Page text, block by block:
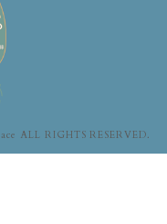
ALL RIGHTS RESERVED.